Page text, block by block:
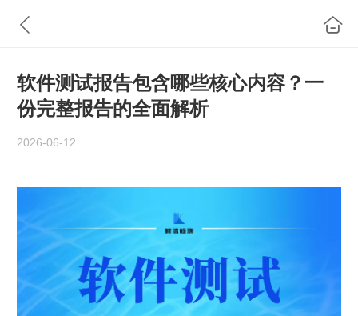
软件测试报告包含哪些核心内容？一
份完整报告的全面解析
2026-06-12